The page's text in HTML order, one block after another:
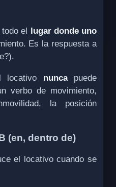
el lugar donde uno
Es la respuesta a
locativo nuncapuede
verbo de movimiento,
la posición
(en, dentro de)
el locativo cuando se